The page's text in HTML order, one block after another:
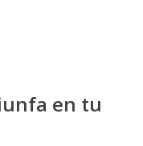
en tu